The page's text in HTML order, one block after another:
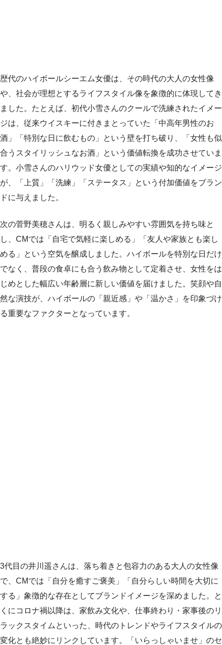
歴代のハイボールシーエム女優は、その時代の大人の女性像
や、社会が理想とするライフスタイル像を象徴的に体現してき
ました。たとえば、初代小雪さんのクールで洗練されたイメー
ジは、従来ウイスキーに付きまとっていた「中高年男性のお
酒」「特別な日に飲むもの」という壁を打ち破り、「女性も似
合うスタイリッシュなお酒」という価値転換を成功させていま
す。小雪さんのハリウッド女優としての実績や知的なイメージ
が、「上質」「洗練」「ステータス」という付加価値をブラン
ドに与えました。
次の菅野美穂さんは、明るく親しみやすい雰囲気を持ち味と
し、CMでは「自宅で気軽に楽しめる」「友人や家族とも楽し
める」という空気を醸成しました。ハイボールを特別な日だけ
でなく、普段の食卓にも合う飲み物として定着させ、女性をは
じめとした幅広い年齢層に新しい価値を届けました。笑顔や自
然な演技が、ハイボールの「親近感」や「温かさ」を印象づけ
る重要なファクターとなっています。
3代目の井川遥さんは、落ち着きと包容力のある大人の女性像
で、CMでは「自分を癒すご褒美」「自分らしい時間を大切に
する」象徴的な存在としてブランドイメージを深めました。と
くにコロナ禍以降は、家飲み文化や、仕事終わり・家事後のリ
ラックスタイムといった、時代のトレンドやライフスタイルの
変化とも絶妙にリンクしています。「いらっしゃいませ」のセ